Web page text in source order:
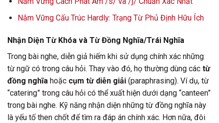
Nắm Vững Cấu Trúc Hardly: Trạng Từ Phủ Định Hữu Ích
Nhận Diện Từ Khóa và Từ Đồng Nghĩa/Trái Nghĩa
Trong bài nghe, diễn giả hiếm khi sử dụng chính xác những
từ ngữ có trong câu hỏi. Thay vào đó, họ thường dùng các từ
đồng nghĩa hoặc cụm từ diễn giải (paraphrasing). Ví dụ, từ
“catering” trong câu hỏi có thể xuất hiện dưới dạng “canteen”
trong bài nghe. Kỹ năng nhận diện những từ đồng nghĩa này
là yếu tố then chốt để tìm ra đáp án chính xác. Hơn nữa, đôi